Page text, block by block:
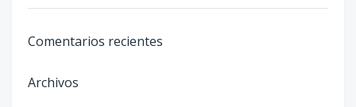
Comentarios recientes
Archivos